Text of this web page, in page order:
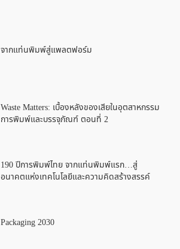
จากแท่นพิมพ์สู่แพลตฟอร์ม
Waste Matters: เบื้องหลังของเสียในอุตสาหกรรม
การพิมพ์และบรรจุภัณฑ์ ตอนที่ 2
190 ปีการพิมพ์ไทย จากแท่นพิมพ์แรก…สู่
อนาคตแห่งเทคโนโลยีและความคิดสร้างสรรค์
Packaging 2030